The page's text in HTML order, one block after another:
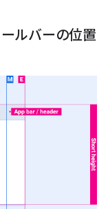
ルバーの位置